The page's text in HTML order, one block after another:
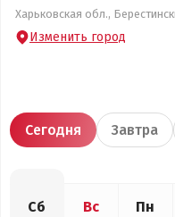
Харьковская обл.,
Изменить город
Сегодня Завтра
Сб Вс Пн